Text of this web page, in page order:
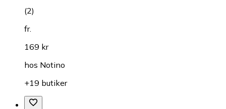
(2)
fr.
169 kr
hos Notino
+19 butiker